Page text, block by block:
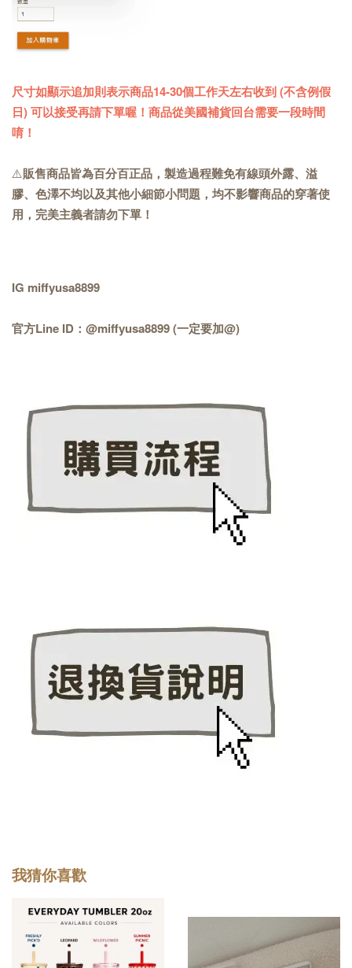
尺寸如顯示追加則表示商品14-30個工作天左右收到 (不含例假
日) 可以接受再請下單喔！商品從美國補貨回台需要一段時間
唷！
⚠️販售商品皆為百分百正品，製造過程難免有線頭外露、溢
膠、色澤不均以及其他小細節小問題，均不影響商品的穿著使
用，完美主義者請勿下單！
IG miffyusa8899
官方Line ID：@miffyusa8899 (一定要加@)
我猜你喜歡